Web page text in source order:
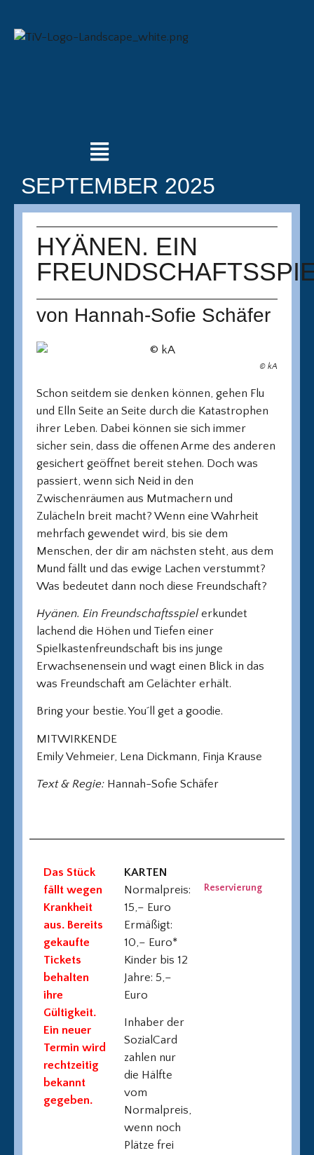
SEPTEMBER 2025
HYÄNEN. EIN
von Hannah-Sofie Schäfer
© kA
Schon seitdem sie denken können, gehen Flu
und Elln Seite an Seite durch die Katastrophen
ihrer Leben. Dabei können sie sich immer
sicher sein, dass die offenen Arme des anderen
gesichert geöffnet bereit stehen. Doch was
passiert, wenn sich Neid in den
Zwischenräumen aus Mutmachern und
Zulächeln breit macht? Wenn eine Wahrheit
mehrfach gewendet wird, bis sie dem
Menschen, der dir am nächsten steht, aus dem
Mund fällt und das ewige Lachen verstummt?
Was bedeutet dann noch diese Freundschaft?
Hyänen. Ein Freundschaftsspiel erkundet
lachend die Höhen und Tiefen einer
Spielkastenfreundschaft bis ins junge
Erwachsenensein und wagt einen Blick in das
was Freundschaft am Gelächter erhält.
Bring your bestie. You´ll get a goodie.
MITWIRKENDE
Emily Vehmeier, Lena Dickmann, Finja Krause
Text & Regie: Hannah-Sofie Schäfer
Das Stück
fällt wegen
Krankheit
aus. Bereits
gekaufte
Tickets
behalten
ihre
Gültigkeit.
Ein neuer
Termin wird
rechtzeitig
bekannt
gegeben.
KARTEN
Normalpreis:
15,– Euro
Ermäßigt:
10,– Euro*
Kinder bis 12
Jahre: 5,–
Euro
Inhaber der
SozialCard
zahlen nur
die Hälfte
vom
Normalpreis,
wenn noch
Plätze frei
Reservierung